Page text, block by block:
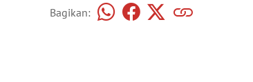
Bagikan: